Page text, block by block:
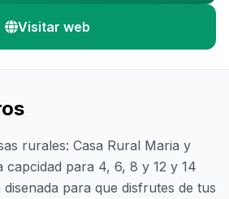
Visitar web
rurales: Casa Rural Maria y
capcidad para 4, 6, 8 y 12 y 14
para que disfrutes de tus